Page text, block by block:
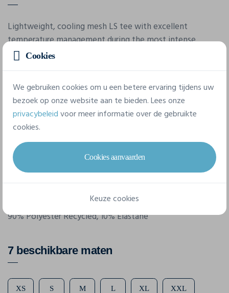
Lightweight, cooling mesh LS tee with excellent
temperature management during the most intense
activities. DRY.
Eigenschappen
Merk
Craft
Referentie
1908852
90% Polyester Recycled, 10% Elastane
7 beschikbare maten
XS S M L XL XXL
Cookies
We gebruiken cookies om u een betere ervaring tijdens uw
bezoek op onze website aan te bieden. Lees onze
privacybeleidvoor meer informatie over de gebruikte
cookies.
Cookies aanvaarden
Keuze cookies